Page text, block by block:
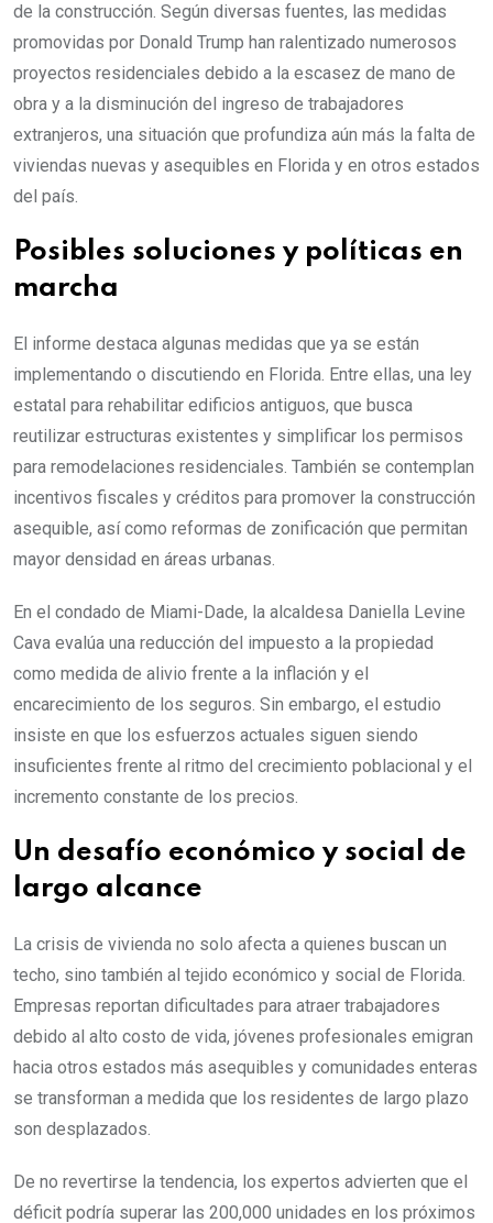
de la construcción. Según diversas fuentes, las medidas
promovidas por Donald Trump han ralentizado numerosos
proyectos residenciales debido a la escasez de mano de
obra y a la disminución del ingreso de trabajadores
extranjeros, una situación que profundiza aún más la falta de
viviendas nuevas y asequibles en Florida y en otros estados
del país.
Posibles soluciones y políticas en
marcha
El informe destaca algunas medidas que ya se están
implementando o discutiendo en Florida. Entre ellas, una ley
estatal para rehabilitar edificios antiguos, que busca
reutilizar estructuras existentes y simplificar los permisos
para remodelaciones residenciales. También se contemplan
incentivos fiscales y créditos para promover la construcción
asequible, así como reformas de zonificación que permitan
mayor densidad en áreas urbanas.
En el condado de Miami-Dade, la alcaldesa Daniella Levine
Cava evalúa una reducción del impuesto a la propiedad
como medida de alivio frente a la inflación y el
encarecimiento de los seguros. Sin embargo, el estudio
insiste en que los esfuerzos actuales siguen siendo
insuficientes frente al ritmo del crecimiento poblacional y el
incremento constante de los precios.
Un desafío económico y social de
largo alcance
La crisis de vivienda no solo afecta a quienes buscan un
techo, sino también al tejido económico y social de Florida.
Empresas reportan dificultades para atraer trabajadores
debido al alto costo de vida, jóvenes profesionales emigran
hacia otros estados más asequibles y comunidades enteras
se transforman a medida que los residentes de largo plazo
son desplazados.
De no revertirse la tendencia, los expertos advierten que el
déficit podría superar las 200,000 unidades en los próximos